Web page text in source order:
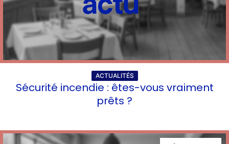
ACTUALITÉS
Sécurité incendie : êtes-vous vraiment
prêts ?